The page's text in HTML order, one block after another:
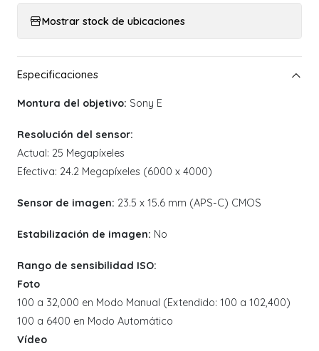
Mostrar stock de ubicaciones
Montura del objetivo: Sony E
Resolución del sensor:
Actual: 25 Megapíxeles
Efectiva: 24.2 Megapíxeles (6000 x 4000)
Sensor de imagen: 23.5 x 15.6 mm (APS-C) CMOS
Estabilización de imagen: No
Rango de sensibilidad ISO:
Foto
100 a 32,000 en Modo Manual (Extendido: 100 a 102,400)
100 a 6400 en Modo Automático
Vídeo